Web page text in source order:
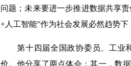
问题；未来要进一步推进数据共享
+人工智能”作为社会发展必然趋势
第十四届全国政协委员、工业和
价。他分享了两点体会：其一，数